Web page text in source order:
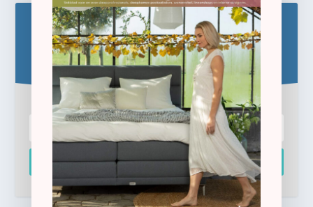
Blijf op de hoogte!
Schrijf u hier in voor de gratis e-newsletter.
Inschrijven